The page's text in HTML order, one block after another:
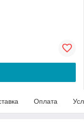
Оплата